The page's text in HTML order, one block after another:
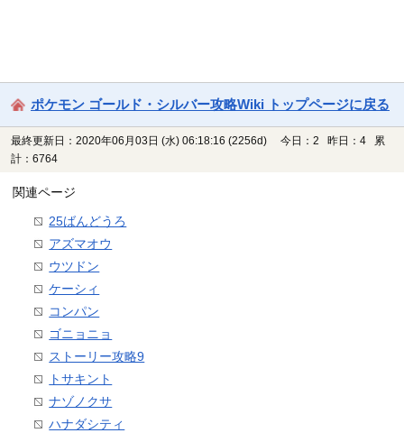
ポケモン ゴールド・シルバー攻略Wiki トップページに戻る
最終更新日：2020年06月03日 (水) 06:18:16 (2256d)
今日：2 昨日：4 累
計：6764
関連ページ
25ばんどうろ
アズマオウ
ウツドン
ケーシィ
コンパン
ゴニョニョ
ストーリー攻略9
トサキント
ナゾノクサ
ハナダシティ